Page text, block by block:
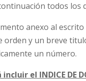
todos los
anexo al
orden y un breve
un número.
incluir el INDICE